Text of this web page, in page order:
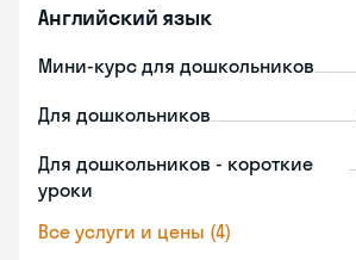
Английский язык
Мини-курс для дошкольников
Для дошкольников
Для дошкольников - короткие
уроки
Все услуги и цены (4)